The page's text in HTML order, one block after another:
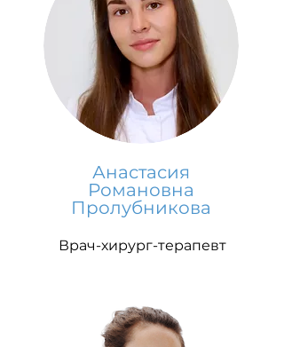
Анастасия
Романовна
Пролубникова
Врач-хирург-терапевт